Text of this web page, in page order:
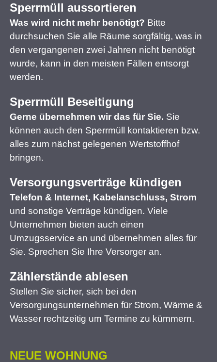
Sperrmüll aussortieren
Was wird nicht mehr benötigt? Bitte
durchsuchen Sie alle Räume sorgfältig, was in
den vergangenen zwei Jahren nicht benötigt
wurde, kann in den meisten Fällen entsorgt
werden.
Sperrmüll Beseitigung
Gerne übernehmen wir das für Sie. Sie
können auch den Sperrmüll kontaktieren bzw.
alles zum nächst gelegenen Wertstoffhof
bringen.
Versorgungsverträge kündigen
Telefon & Internet, Kabelanschluss, Strom
und sonstige Verträge kündigen. Viele
Unternehmen bieten auch einen
Umzugsservice an und übernehmen alles für
Sie. Sprechen Sie Ihre Versorger an.
Zählerstände ablesen
Stellen Sie sicher, sich bei den
Versorgungsunternehmen für Strom, Wärme &
Wasser rechtzeitig um Termine zu kümmern.
NEUE WOHNUNG